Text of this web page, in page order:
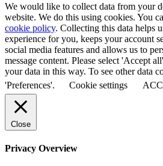
We would like to collect data from your
website. We do this using cookies. You
cookie policy. Collecting this data helps
experience for you, keeps your account
social media features and allows us to
message content. Please select 'Accept
your data in this way. To see other data
'Preferences'.
Cookie settings
Close
Privacy Overview